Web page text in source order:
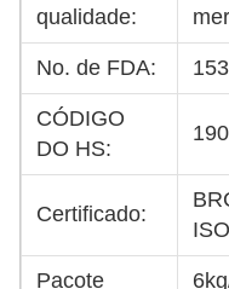
qualidade:
No. de FDA:
CÓDIGO
DO HS:
Certificado:
Pacote